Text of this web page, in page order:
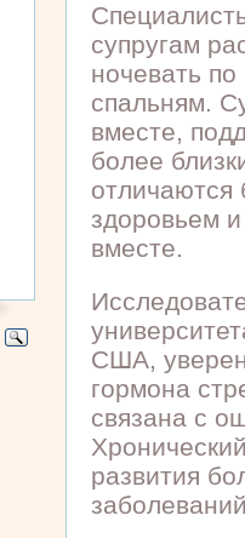
супругам
ночевать
спальням.
вместе,
более
отличаются
здоровьем
вместе.
США,
гормона
связана с
развития